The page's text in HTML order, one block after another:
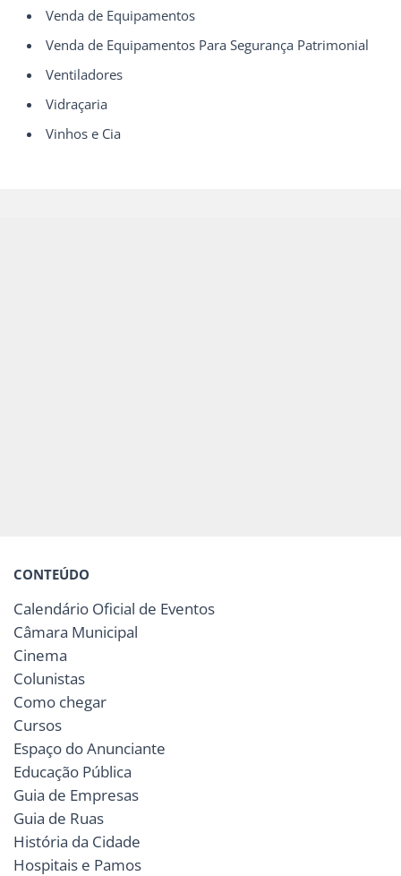
Venda de Equipamentos
Venda de Equipamentos Para Segurança Patrimonial
Ventiladores
Vidraçaria
Vinhos e Cia
CONTEÚDO
Calendário Oficial de Eventos
Câmara Municipal
Cinema
Colunistas
Como chegar
Cursos
Espaço do Anunciante
Educação Pública
Guia de Empresas
Guia de Ruas
História da Cidade
Hospitais e Pamos